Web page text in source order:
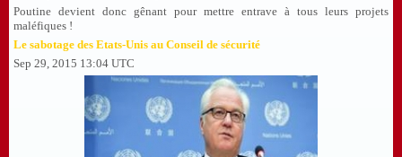
Poutine devient donc gênant pour mettre entrave à tous leurs projets
maléfiques !
Le sabotage des Etats-Unis au Conseil de sécurité
Sep 29, 2015 13:04 UTC